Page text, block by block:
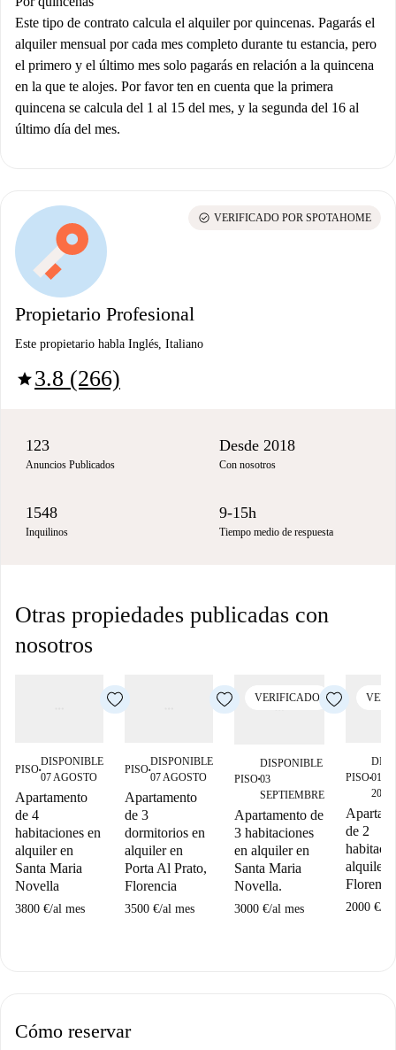
Este tipo de contrato calcula el alquiler por quincenas. Pagarás el
alquiler mensual por cada mes completo durante tu estancia, pero
el primero y el último mes solo pagarás en relación a la quincena
en la que te alojes. Por favor ten en cuenta que la primera
quincena se calcula del 1 al 15 del mes, y la segunda del 16 al
último día del mes.
Propietario Profesional
Este propietario habla Inglés, Italiano
star3.8 (266)
check_circle VERIFICADO POR SPOTAHOME
123
Anuncios Publicados
Desde 2018
Con nosotros
1548
Inquilinos
9-15h
Tiempo medio de respuesta
Otras propiedades publicadas con
nosotros
PISO■
DISPONIBLE
07 AGOSTO
Apartamento
de 4
habitaciones en
alquiler en
Santa Maria
Novella
3800 €/al mes
PISO■
DISPONIBLE
07 AGOSTO
Apartamento
de 3
dormitorios en
alquiler en
Porta Al Prato,
Florencia
3500 €/al mes
VERIFICADO
PISO■
DISPONIBLE
03
SEPTIEMBRE
Apartamento de
3 habitaciones
en alquiler en
Santa Maria
Novella.
3000 €/al mes
PISO■01
2027
de 2
alquiler
2000 €/
Cómo reservar